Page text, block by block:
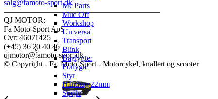
Mc Parts
Muc Off
Workshop
Universal
Transport
Blink
Baglygter
Forlygte
Styr
Håndtag 22mm
Spejle
salg@famoto-sport.dk
————————————————————
QJ MOTOR:
Fa Moto-Sport ApS
Cvr: 46071425
(+45) 36 20 40 46
qjmotor@famoto-sport.dk
© Copyright - Fa. Moto-Sport - Motorcykel, knallert og scooter